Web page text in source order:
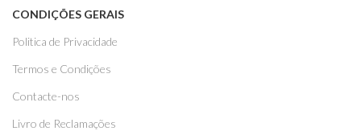
CONDIÇÕES GERAIS
Politica de Privacidade
Termos e Condições
Contacte-nos
Livro de Reclamações